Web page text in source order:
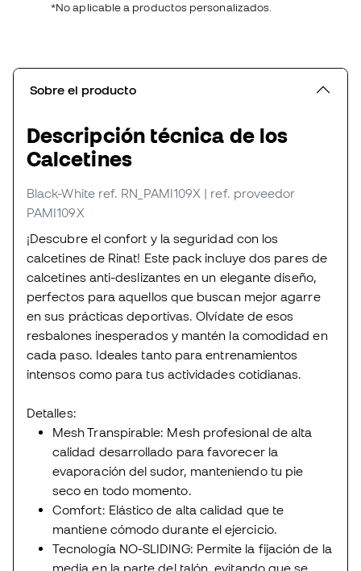
*No aplicable a productos personalizados.
Sobre el producto
Descripción técnica de los
Calcetines
Black-White ref. RN_PAMI109X | ref. proveedor
PAMI109X
¡Descubre el confort y la seguridad con los
calcetines de Rinat! Este pack incluye dos pares de
calcetines anti-deslizantes en un elegante diseño,
perfectos para aquellos que buscan mejor agarre
en sus prácticas deportivas. Olvídate de esos
resbalones inesperados y mantén la comodidad en
cada paso. Ideales tanto para entrenamientos
intensos como para tus actividades cotidianas.
Detalles:
Mesh Transpirable: Mesh profesional de alta
calidad desarrollado para favorecer la
evaporación del sudor, manteniendo tu pie
seco en todo momento.
Comfort: Elástico de alta calidad que te
mantiene cómodo durante el ejercicio.
Tecnología NO-SLIDING: Permite la fijación de la
media en la parte del talón, evitando que se